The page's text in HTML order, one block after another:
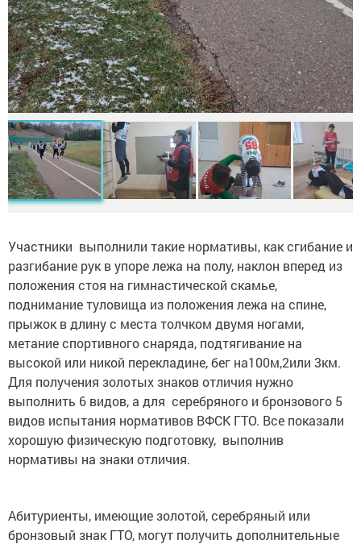
Участники выполнили такие нормативы, как сгибание и
разгибание рук в упоре лежа на полу, наклон вперед из
положения стоя на гимнастической скамье,
поднимание туловища из положения лежа на спине,
прыжок в длину с места толчком двумя ногами,
метание спортивного снаряда, подтягивание на
высокой или никой перекладине, бег на100м,2или 3км.
Для получения золотых знаков отличия нужно
выполнить 6 видов, а для серебряного и бронзового 5
видов испытания нормативов ВФСК ГТО. Все показали
хорошую физическую подготовку, выполнив
нормативы на знаки отличия.
Абитуриенты, имеющие золотой, серебряный или
бронзовый знак ГТО, могут получить дополнительные